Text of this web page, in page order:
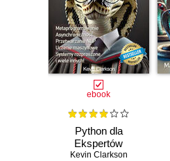
ebook
Python dla
Ekspertów
Kevin Clarkson